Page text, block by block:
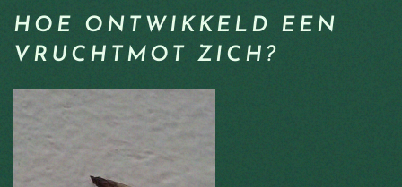
HOE ONTWIKKELD EEN
VRUCHTMOT ZICH?